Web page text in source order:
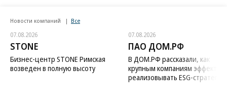
Новости компаний Все
07.08.2026
STONE
Бизнес-центр STONE Римская
возведен в полную высоту
07.08.2026
ПАО ДОМ.РФ
В ДОМ.РФ рассказали, как
крупным компаниям
реализовывать ESG-стратегию